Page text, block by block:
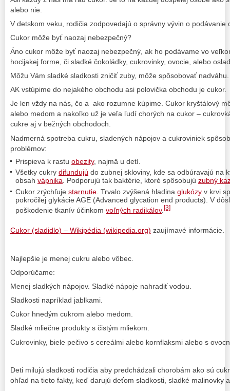
alebo nie.
V detskom veku, rodičia zodpovedajú o správny vývin o podávanie
Cukor môže byť naozaj nebezpečný?
Áno cukor môže byť naozaj nebezpečný, ak ho podávame vo
hocijakej forme, či sladké čokoládky, cukrovinky, ovocie, alebo
Môžu Vám sladké sladkosti zničiť zuby, môže spôsobovať nadváhu.
AK vstúpime do nejakého obchodu asi polovička obchodu je cukor.
Je len vždy na nás, čo a ako rozumne kúpime. Cukor kryštálový
alebo medom a nakoľko už je veľa ľudí chorých na cukor –
cukre aj v bežných obchodoch.
Nadmerná spotreba cukru, sladených nápojov a cukroviniek
problémov:
Prispieva k rastu obezity, najmä u detí.
Všetky cukry difundujú do zubnej skloviny, kde sa odbúravajú na
obsah vápnika. Podporujú tak baktérie, ktoré spôsobujú zubný
Cukor zrýchľuje starnutie. Trvalo zvýšená hladina glukózy v krvi
pokročilej glykácie AGE (Advanced glycation end products). V
poškodenie tkanív účinkom voľných radikálov. [3]
Cukor (sladidlo) – Wikipédia (wikipedia.org) zaujímavé informácie.
Najlepšie je menej cukru alebo vôbec.
Odporúčame:
Menej sladkých nápojov. Sladké nápoje nahradiť vodou.
Sladkosti napríklad jablkami.
Cukor hnedým cukrom alebo medom.
Sladké mliečne produkty s čistým mliekom.
Cukrovinky, biele pečivo s cereálmi alebo kornflaksmi alebo s
Deti milujú sladkosti rodičia aby predchádzali chorobám ako sú
ohľad na tieto fakty, keď darujú deťom sladkosti, sladké malinovky